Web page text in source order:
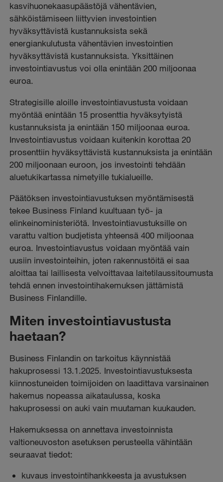
kasvihuonekaasupäästöjä vähentävien,
sähköistämiseen liittyvien investointien
hyväksyttävistä kustannuksista sekä
energiankulutusta vähentävien investointien
hyväksyttävistä kustannuksista. Yksittäinen
investointiavustus voi olla enintään 200 miljoonaa
euroa.
Strategisille aloille investointiavustusta voidaan
myöntää enintään 15 prosenttia hyväksytyistä
kustannuksista ja enintään 150 miljoonaa euroa.
Investointiavustus voidaan kuitenkin korottaa 20
prosenttiin hyväksyttävistä kustannuksista ja enintään
200 miljoonaan euroon, jos investointi tehdään
aluetukikartassa nimetyille tukialueille.
Päätöksen investointiavustuksen myöntämisestä
tekee Business Finland kuultuaan työ- ja
elinkeinoministeriötä. Investointiavustuksille on
varattu valtion budjetista yhteensä 400 miljoonaa
euroa. Investointiavustus voidaan myöntää vain
uusiin investointeihin, joten rakennustöitä ei saa
aloittaa tai laillisesta velvoittavaa laitetilaussitoumusta
tehdä ennen investointihakemuksen jättämistä
Business Finlandille.
Miten investointiavustusta
haetaan?
Business Finlandin on tarkoitus käynnistää
hakuprosessi 13.1.2025. Investointiavustuksesta
kiinnostuneiden toimijoiden on laadittava varsinainen
hakemus nopeassa aikataulussa, koska
hakuprosessi on auki vain muutaman kuukauden.
Hakemuksessa on annettava investoinnista
valtioneuvoston asetuksen perusteella vähintään
seuraavat tiedot:
kuvaus investointihankkeesta ja avustuksen